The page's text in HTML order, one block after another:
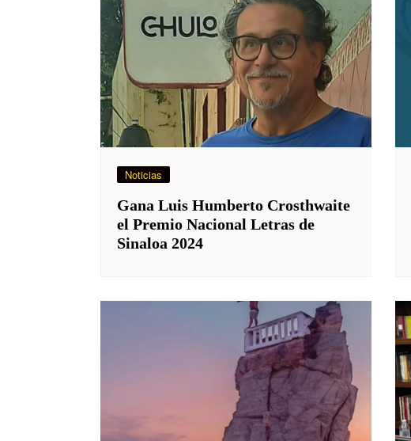
Noticias
Gana Luis Humberto Crosthwaite
el Premio Nacional Letras de
Sinaloa 2024